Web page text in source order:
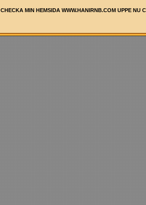
CHECKA MIN HEMSIDA WWW.HANIRNB.COM UPPE NU